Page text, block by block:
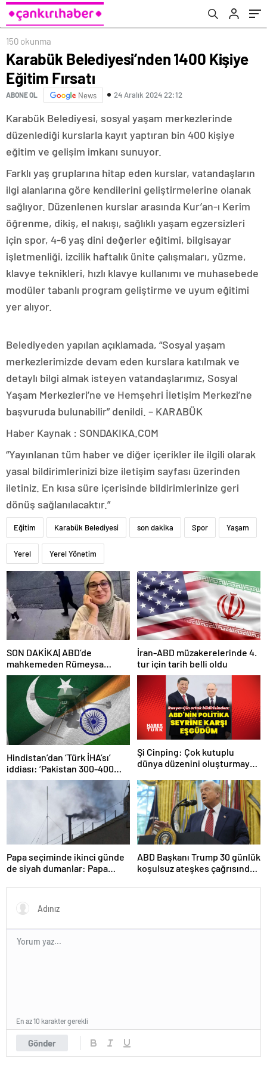
150 okunma
Karabük Belediyesi’nden 1400 Kişiye
Eğitim Fırsatı
ABONE OL News 24 Aralık 2024 22:12
Karabük Belediyesi, sosyal yaşam merkezlerinde
düzenlediği kurslarla kayıt yaptıran bin 400 kişiye
eğitim ve gelişim imkanı sunuyor.
Farklı yaş gruplarına hitap eden kurslar, vatandaşların
ilgi alanlarına göre kendilerini geliştirmelerine olanak
sağlıyor. Düzenlenen kurslar arasında Kur’an-ı Kerim
öğrenme, dikiş, el nakışı, sağlıklı yaşam egzersizleri
için spor, 4-6 yaş dini değerler eğitimi, bilgisayar
işletmenliği, izcilik haftalık ünite çalışmaları, yüzme,
klavye teknikleri, hızlı klavye kullanımı ve muhasebede
modüler tabanlı program geliştirme ve uyum eğitimi
yer alıyor.
Belediyeden yapılan açıklamada, “Sosyal yaşam
merkezlerimizde devam eden kurslara katılmak ve
detaylı bilgi almak isteyen vatandaşlarımız, Sosyal
Yaşam Merkezleri’ne ve Hemşehri İletişim Merkezi’ne
başvuruda bulunabilir” denildi. – KARABÜK
Haber Kaynak : SONDAKIKA.COM
“Yayınlanan tüm haber ve diğer içerikler ile ilgili olarak
yasal bildirimlerinizi bize iletişim sayfası üzerinden
iletiniz. En kısa süre içerisinde bildirimlerinize geri
dönüş sağlanılacaktır.”
Eğitim Karabük Belediyesi son dakika Spor Yaşam
Yerel Yerel Yönetim
SON DAKİKA| ABD’de
mahkemeden Rümeysa
Öztürk kararı: Serbest
bırakıldı!
İran-ABD müzakerelerinde 4.
tur için tarih belli oldu
Hindistan’dan ‘Türk İHA’sı’
iddiası: ‘Pakistan 300-400
tanesi ile 36 noktaya sızdı’
Şi Cinping: Çok kutuplu
dünya düzenini oluşturmaya
Papa seçiminde ikinci günde
de siyah dumanlar: Papa
ABD Başkanı Trump 30 günlük
koşulsuz ateşkes çağrısında
Gönder
En az 10 karakter gerekli